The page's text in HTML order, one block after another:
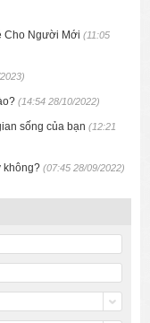
Cho Người Mới(11:05
(14:54 28/10/2022)
sống của bạn(12:21
không?(07:45 28/09/2022)